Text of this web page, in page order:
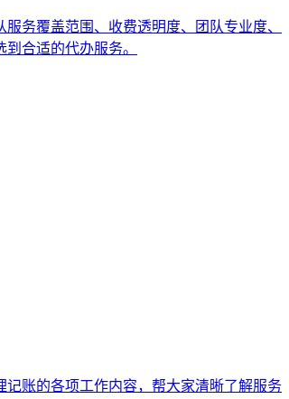
务覆盖范围、收费透明度、团队专业度、
合适的代办服务。
账的各项工作内容，帮大家清晰了解服务